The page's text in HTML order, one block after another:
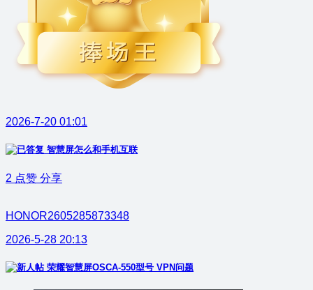
2026-7-20 01:01
智慧屏怎么和手机互联
2 点赞 分享
HONOR2605285873348
2026-5-28 20:13
荣耀智慧屏OSCA-550型号 VPN问题